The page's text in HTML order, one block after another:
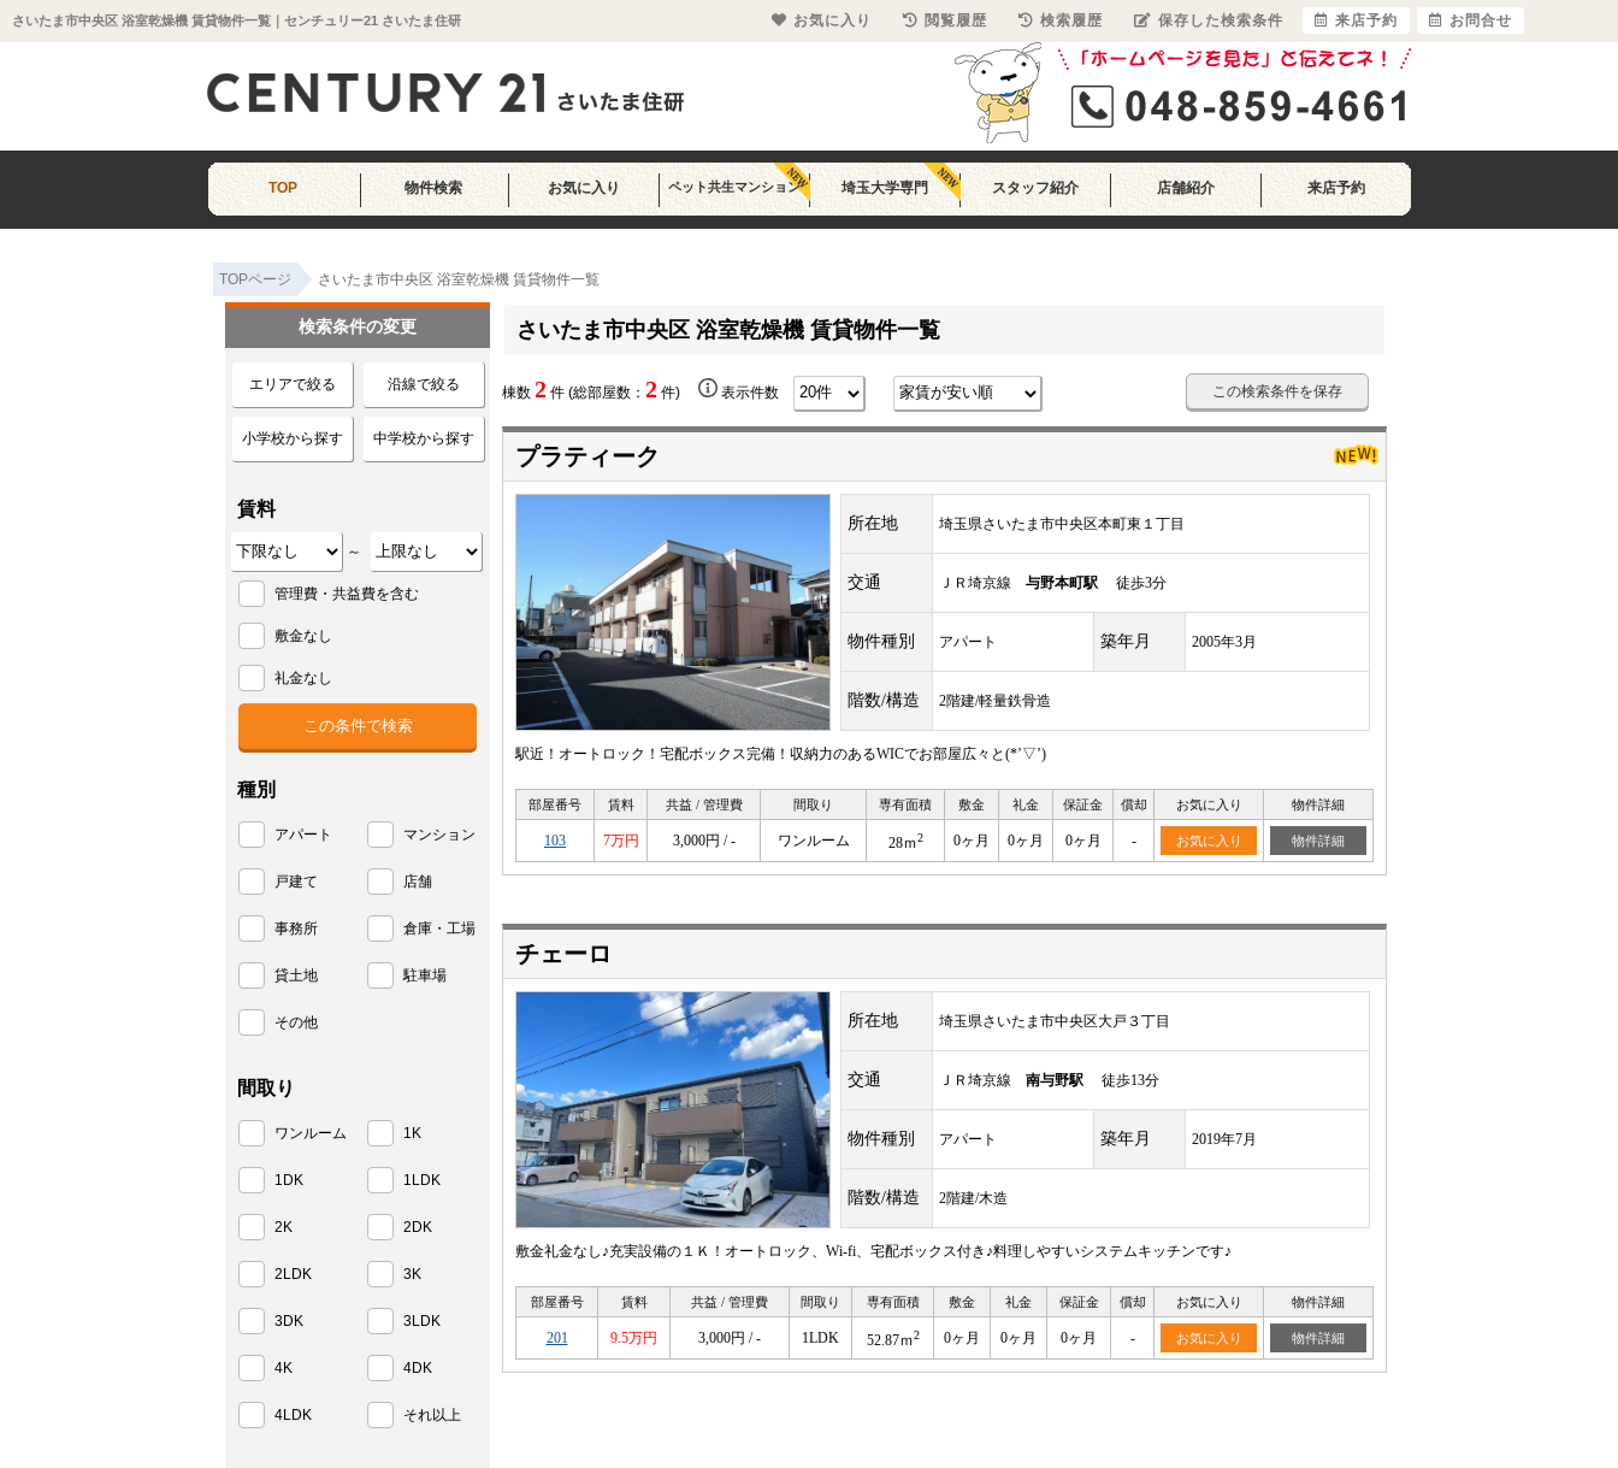
さいたま市中央区 浴室乾燥機 賃貸物件一覧｜センチュリー21 さいたま住研
TOP 物件検索 お気に入り ペット共生マンション 埼玉大学専門 スタッフ紹介 店舗紹介 来店予約
TOPページ さいたま市中央区 浴室乾燥機 賃貸物件一覧
さいたま市中央区 浴室乾燥機 賃貸物件一覧
棟数 2 件 (総部屋数： 2 件) 表示件数 この検索条件を保存
プラティーク
所在地 埼玉県さいたま市中央区本町東１丁目
交通 ＪＲ埼京線 与野本町駅 徒歩3分
物件種別 アパート 築年月 2005年3月
階数/構造 2階建/軽量鉄骨造
駅近！オートロック！宅配ボックス完備！収納力のあるWICでお部屋広々と(*’▽’)
部屋番号 賃料 共益 / 管理費 間取り 専有面積 敷金 礼金 保証金 償却 お気に入り 物件詳細
103 7万円 3,000円 / - ワンルーム 28ｍ2 0ヶ月 0ヶ月 0ヶ月 - お気に入り 物件詳細
チェーロ
所在地 埼玉県さいたま市中央区大戸３丁目
交通 ＪＲ埼京線 南与野駅 徒歩13分
物件種別 アパート 築年月 2019年7月
階数/構造 2階建/木造
敷金礼金なし♪充実設備の１Ｋ！オートロック、Wi-fi、宅配ボックス付き♪料理しやすいシステムキッチンです♪
部屋番号 賃料 共益 / 管理費 間取り 専有面積 敷金 礼金 保証金 償却 お気に入り 物件詳細
201 9.5万円 3,000円 / - 1LDK 52.87ｍ2 0ヶ月 0ヶ月 0ヶ月 - お気に入り 物件詳細
検索条件の変更
エリアで絞る 沿線で絞る
小学校から探す 中学校から探す
賃料
～
管理費・共益費を含む
敷金なし
礼金なし
種別
アパート マンション
戸建て 店舗
事務所 倉庫・工場
貸土地 駐車場
その他
間取り
ワンルーム 1K
1DK 1LDK
2K 2DK
2LDK 3K
3DK 3LDK
4K 4DK
4LDK それ以上
お気に入り 閲覧履歴 検索履歴 保存した検索条件 来店予約 お問合せ